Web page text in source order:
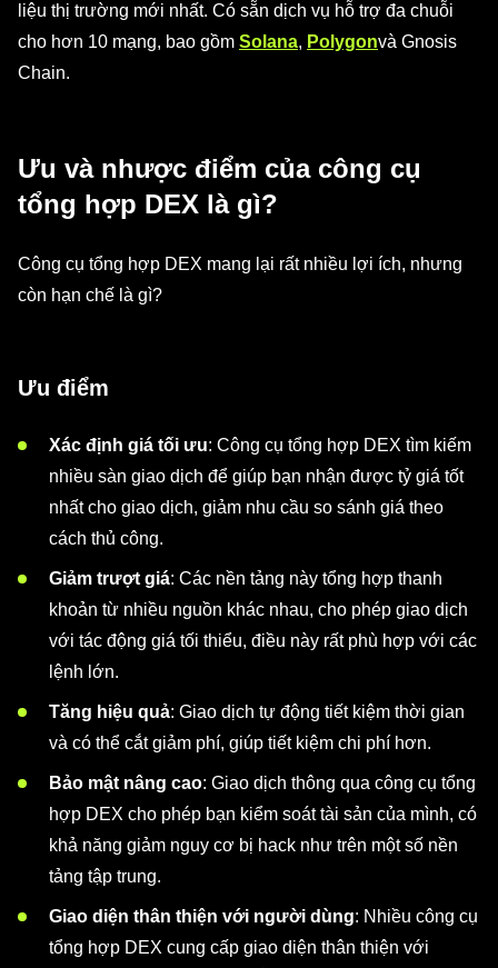
liệu thị trường mới nhất. Có sẵn dịch vụ hỗ trợ đa chuỗi
cho hơn 10 mạng, bao gồm Solana, Polygonvà Gnosis
Chain.
Ưu và nhược điểm của công cụ
tổng hợp DEX là gì?
Công cụ tổng hợp DEX mang lại rất nhiều lợi ích, nhưng
còn hạn chế là gì?
Ưu điểm
Xác định giá tối ưu: Công cụ tổng hợp DEX tìm kiếm
nhiều sàn giao dịch để giúp bạn nhận được tỷ giá tốt
nhất cho giao dịch, giảm nhu cầu so sánh giá theo
cách thủ công.
Giảm trượt giá: Các nền tảng này tổng hợp thanh
khoản từ nhiều nguồn khác nhau, cho phép giao dịch
với tác động giá tối thiểu, điều này rất phù hợp với các
lệnh lớn.
Tăng hiệu quả: Giao dịch tự động tiết kiệm thời gian
và có thể cắt giảm phí, giúp tiết kiệm chi phí hơn.
Bảo mật nâng cao: Giao dịch thông qua công cụ tổng
hợp DEX cho phép bạn kiểm soát tài sản của mình, có
khả năng giảm nguy cơ bị hack như trên một số nền
tảng tập trung.
Giao diện thân thiện với người dùng: Nhiều công cụ
tổng hợp DEX cung cấp giao diện thân thiện với